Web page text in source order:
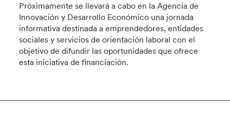
Próximamente se llevará a cabo en la Agencia de
Innovación y Desarrollo Económico una jornada
informativa destinada a emprendedores, entidades
sociales y servicios de orientación laboral con el
objetivo de difundir las oportunidades que ofrece
esta iniciativa de financiación.